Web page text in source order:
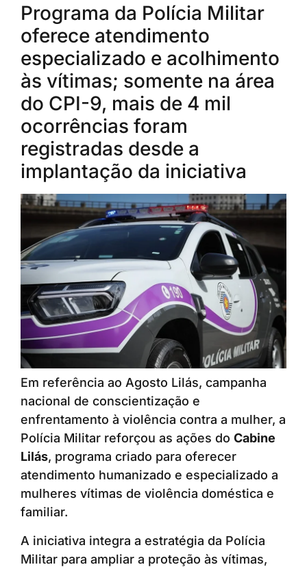
Programa da Polícia Militar
oferece atendimento
especializado e acolhimento
às vítimas; somente na área
do CPI-9, mais de 4 mil
ocorrências foram
registradas desde a
implantação da iniciativa
Em referência ao Agosto Lilás, campanha
nacional de conscientização e
enfrentamento à violência contra a mulher, a
Polícia Militar reforçou as ações do Cabine
Lilás, programa criado para oferecer
atendimento humanizado e especializado a
mulheres vítimas de violência doméstica e
familiar.
A iniciativa integra a estratégia da Polícia
Militar para ampliar a proteção às vítimas,